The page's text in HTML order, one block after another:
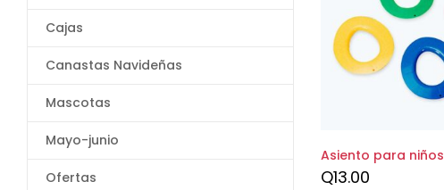
Cajas
Canastas Navideñas
Mascotas
Mayo-junio
Ofertas
Asiento para niños
Q13.00